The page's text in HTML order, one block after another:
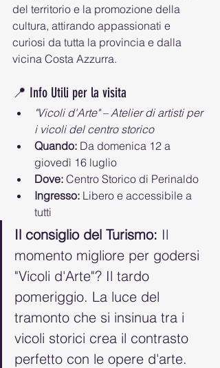
del territorio e la promozione della
cultura, attirando appassionati e
curiosi da tutta la provincia e dalla
vicina Costa Azzurra.
📍 Info Utili per la visita
"Vicoli d'Arte" – Atelier di artisti per
i vicoli del centro storico
Quando: Da domenica 12 a
giovedì 16 luglio
Dove: Centro Storico di Perinaldo
Ingresso: Libero e accessibile a
tutti
Il consiglio del Turismo: Il
momento migliore per godersi
"Vicoli d'Arte"? Il tardo
pomeriggio. La luce del
tramonto che si insinua tra i
vicoli storici crea il contrasto
perfetto con le opere d'arte.